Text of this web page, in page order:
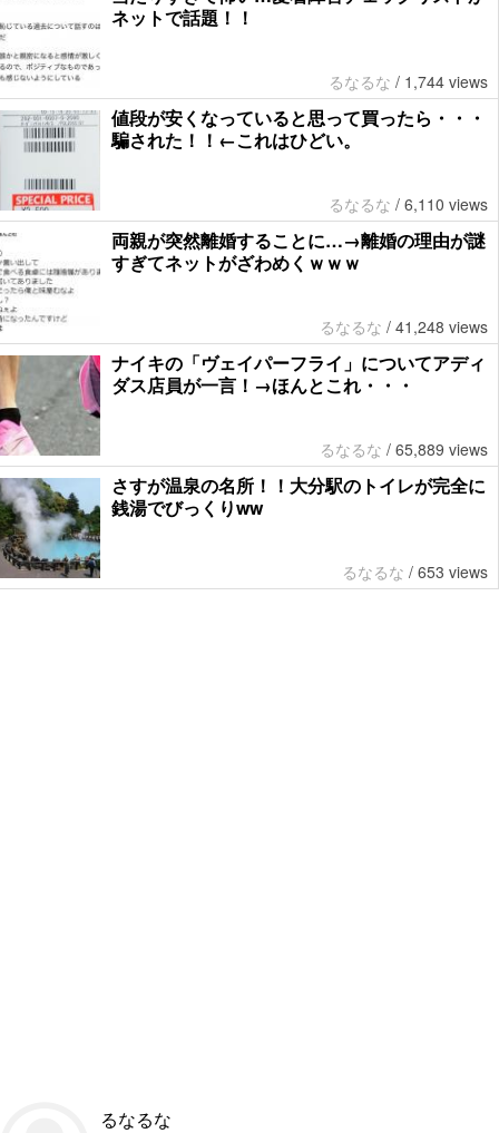
ネットで話題！！
るなるな / 1,744 views
値段が安くなっていると思って買ったら・・・
騙された！！←これはひどい。
るなるな / 6,110 views
両親が突然離婚することに…→離婚の理由が謎
すぎてネットがざわめくｗｗｗ
るなるな / 41,248 views
ナイキの「ヴェイパーフライ」についてアディ
ダス店員が一言！→ほんとこれ・・・
るなるな / 65,889 views
さすが温泉の名所！！大分駅のトイレが完全に
銭湯でびっくりww
るなるな / 653 views
るなるな